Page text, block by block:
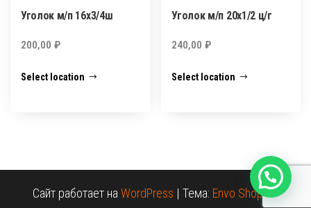
Уголок м/п 16х3/4ш
200,00 ₽
Select location
Уголок м/п 20х1/2 ц/г
240,00₽
Select location
Сайт работает наWordPress | Тема: Envo Shopper